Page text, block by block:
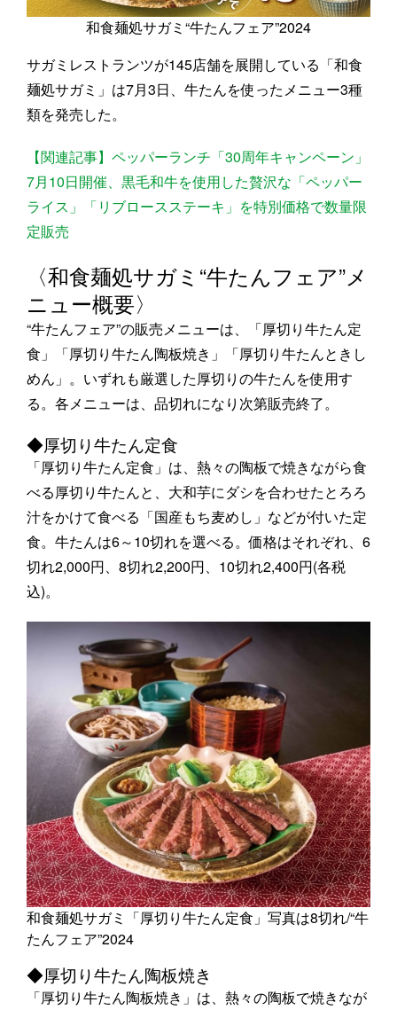
和食麺処サガミ“牛たんフェア”2024
サガミレストランツが145店舗を展開している「和食
麺処サガミ」は7月3日、牛たんを使ったメニュー3種
類を発売した。
【関連記事】ペッパーランチ「30周年キャンペーン」
7月10日開催、黒毛和牛を使用した贅沢な「ペッパー
ライス」「リブロースステーキ」を特別価格で数量限
定販売
〈和食麺処サガミ“牛たんフェア”メ
ニュー概要〉
“牛たんフェア”の販売メニューは、「厚切り牛たん定
食」「厚切り牛たん陶板焼き」「厚切り牛たんときし
めん」。いずれも厳選した厚切りの牛たんを使用す
る。各メニューは、品切れになり次第販売終了。
◆厚切り牛たん定食
「厚切り牛たん定食」は、熱々の陶板で焼きながら食
べる厚切り牛たんと、大和芋にダシを合わせたとろろ
汁をかけて食べる「国産もち麦めし」などが付いた定
食。牛たんは6～10切れを選べる。価格はそれぞれ、6
切れ2,000円、8切れ2,200円、10切れ2,400円(各税
込)。
和食麺処サガミ「厚切り牛たん定食」写真は8切れ/“牛
たんフェア”2024
◆厚切り牛たん陶板焼き
「厚切り牛たん陶板焼き」は、熱々の陶板で焼きなが